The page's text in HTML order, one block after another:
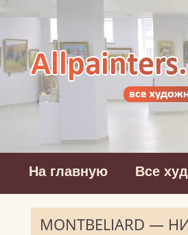
На главную Все
MONTBELIARD —